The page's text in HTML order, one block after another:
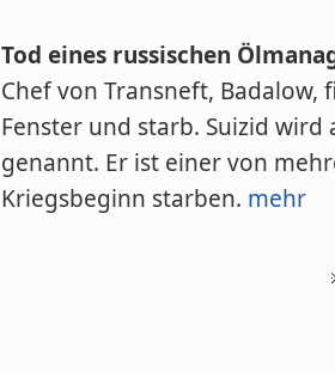
Tod eines russischen
Chef von Transneft, Badalow,
Fenster und starb. Suizid wird
genannt. Er ist einer von
Kriegsbeginn starben. mehr